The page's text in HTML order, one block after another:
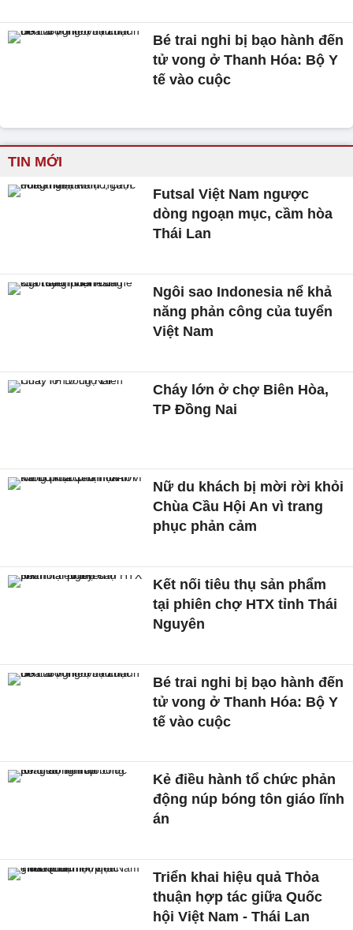
Bé trai nghi bị bạo hành đến
tử vong ở Thanh Hóa: Bộ Y
tế vào cuộc
TIN MỚI
Futsal Việt Nam ngược
dòng ngoạn mục, cầm hòa
Thái Lan
Ngôi sao Indonesia nể khả
năng phản công của tuyển
Việt Nam
Cháy lớn ở chợ Biên Hòa,
TP Đồng Nai
Nữ du khách bị mời rời khỏi
Chùa Cầu Hội An vì trang
phục phản cảm
Kết nối tiêu thụ sản phẩm
tại phiên chợ HTX tỉnh Thái
Nguyên
Bé trai nghi bị bạo hành đến
tử vong ở Thanh Hóa: Bộ Y
tế vào cuộc
Kẻ điều hành tổ chức phản
động núp bóng tôn giáo lĩnh
án
Triển khai hiệu quả Thỏa
thuận hợp tác giữa Quốc
hội Việt Nam - Thái Lan